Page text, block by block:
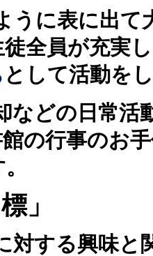
うに表に出
全員が充実
として活動を
などの日常活
の行事のお
」
対する興味と